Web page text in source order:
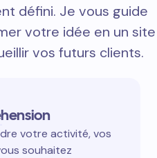
défini. Je vous guide
votre idée en un site
vos futurs clients.
votre activité, vos
souhaitez